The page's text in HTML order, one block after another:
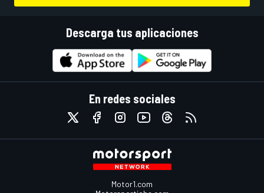
Descarga tus aplicaciones
En redes sociales
Motor1.com